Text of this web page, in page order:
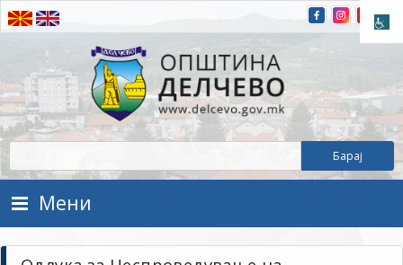
Прескокнете на содржината
Општина Делчево
Општина Делчево
Мени